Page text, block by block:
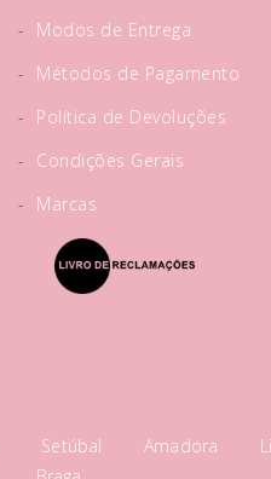
-
Modos de Entrega
-
Métodos de Pagamento
-
Política de Devoluções
-
Condições Gerais
-
Marcas
Setúbal Amadora